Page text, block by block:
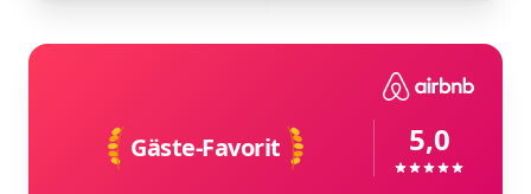
Gäste-Favorit 5,0